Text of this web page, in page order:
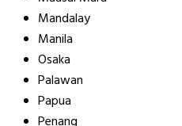
Mandalay
Manila
Osaka
Palawan
Papua
Penang